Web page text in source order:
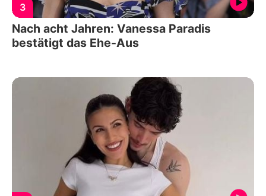
3
Nach acht Jahren: Vanessa Paradis
bestätigt das Ehe-Aus